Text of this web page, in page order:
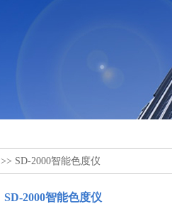
>> SD-2000智能色度仪
SD-2000智能色度仪